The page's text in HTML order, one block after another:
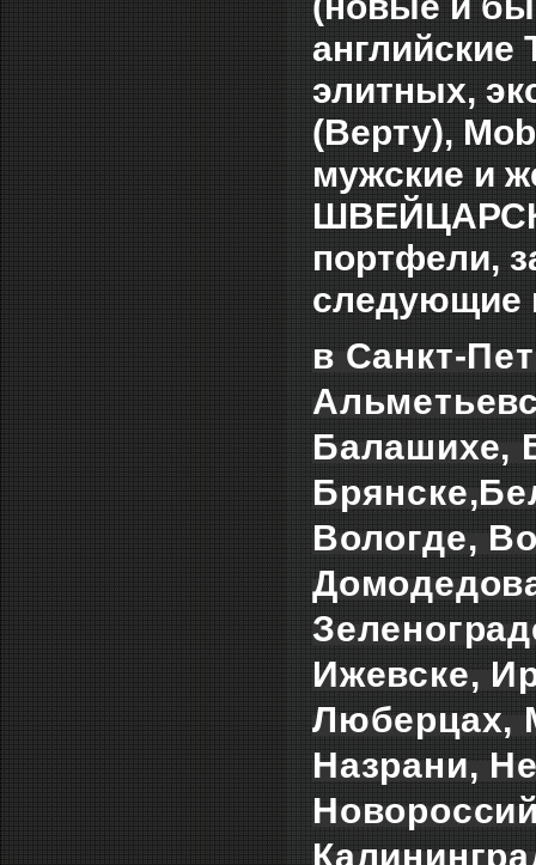
элитных,
(Верту),
мужские и
портфели,
следующие
в Санкт-
Балашихе,
Вологде,
Ижевске,
Люберцах,
Назрани,